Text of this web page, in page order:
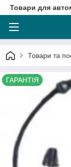
Товари для
Товари та
ГАРАНТІЯ